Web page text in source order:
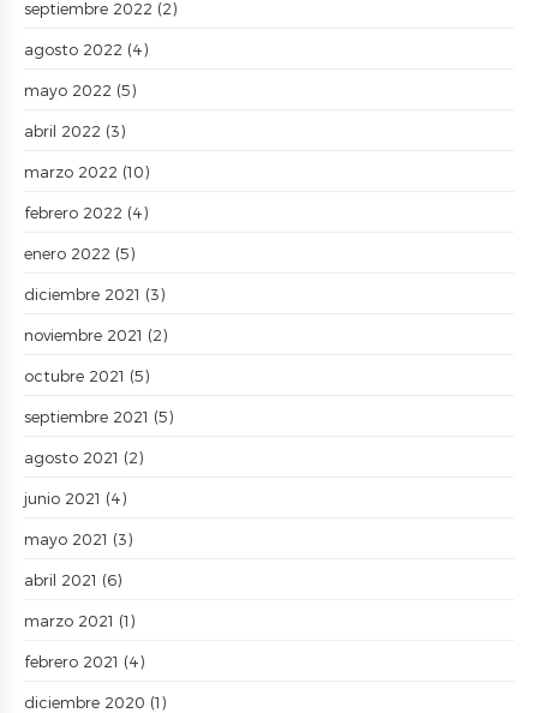
septiembre 2022 (2)
agosto 2022 (4)
mayo 2022 (5)
abril 2022 (3)
marzo 2022 (10)
febrero 2022 (4)
enero 2022 (5)
diciembre 2021 (3)
noviembre 2021 (2)
octubre 2021 (5)
septiembre 2021 (5)
agosto 2021 (2)
junio 2021 (4)
mayo 2021 (3)
abril 2021 (6)
marzo 2021 (1)
febrero 2021 (4)
diciembre 2020 (1)